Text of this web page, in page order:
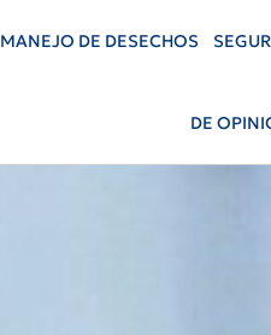
MANEJO DE DESECHOS
DE